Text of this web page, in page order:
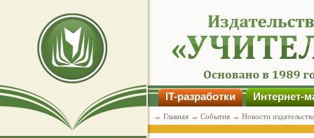
IT-разработки Интернет-
→ Главная → События → Новости